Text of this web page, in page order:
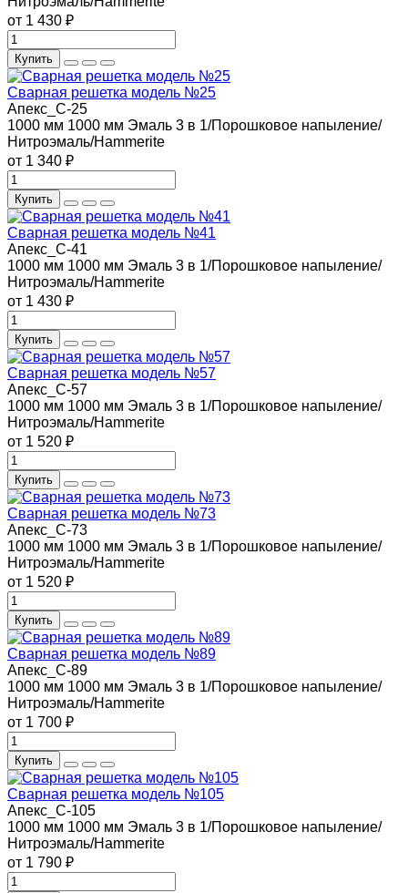
от 1 430 ₽
Купить
Сварная решетка модель №25
Апекс_С-25
1000 мм 1000 мм Эмаль 3 в 1/Порошковое напыление/
Нитроэмаль/Hammerite
от 1 340 ₽
Купить
Сварная решетка модель №41
Апекс_С-41
1000 мм 1000 мм Эмаль 3 в 1/Порошковое напыление/
Нитроэмаль/Hammerite
от 1 430 ₽
Купить
Сварная решетка модель №57
Апекс_С-57
1000 мм 1000 мм Эмаль 3 в 1/Порошковое напыление/
Нитроэмаль/Hammerite
от 1 520 ₽
Купить
Сварная решетка модель №73
Апекс_С-73
1000 мм 1000 мм Эмаль 3 в 1/Порошковое напыление/
Нитроэмаль/Hammerite
от 1 520 ₽
Купить
Сварная решетка модель №89
Апекс_С-89
1000 мм 1000 мм Эмаль 3 в 1/Порошковое напыление/
Нитроэмаль/Hammerite
от 1 700 ₽
Купить
Сварная решетка модель №105
Апекс_С-105
1000 мм 1000 мм Эмаль 3 в 1/Порошковое напыление/
Нитроэмаль/Hammerite
от 1 790 ₽